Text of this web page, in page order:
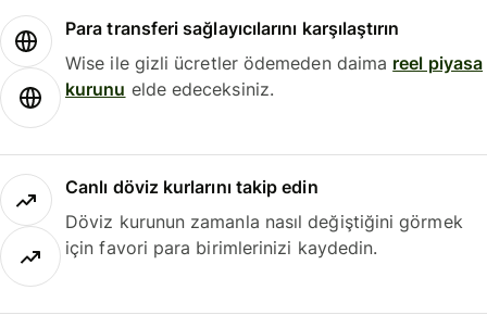
Para transferi sağlayıcılarını karşılaştırın
Wise ile gizli ücretler ödemeden daima reel piyasa
kurunu elde edeceksiniz.
Canlı döviz kurlarını takip edin
Döviz kurunun zamanla nasıl değiştiğini görmek
için favori para birimlerinizi kaydedin.